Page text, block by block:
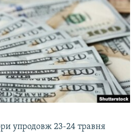
КРИМУ
упродовж 23-24 травня